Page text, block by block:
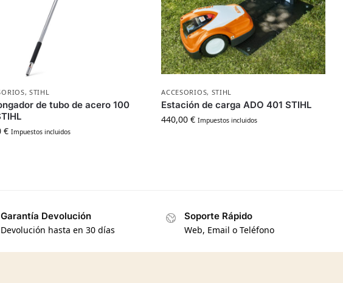
,STIHL
de tubo de acero 100
€ Impuestos incluidos
ACCESORIOS, STIHL
Estación de carga ADO 401 STIHL
440,00€ Impuestos incluidos
Garantía Devolución
Devolución hasta en 30 días
Soporte Rápido
Web, Email o Teléfono